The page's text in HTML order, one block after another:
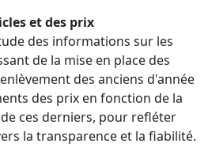
et des prix
des informations sur les
de la mise en place des
des anciens d'année
des prix en fonction de la
ces derniers, pour refléter
la transparence et la fiabilité.